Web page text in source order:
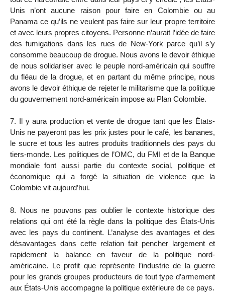
Unis n’ont aucune raison pour faire en Colombie ou au
Panama ce qu’ils ne veulent pas faire sur leur propre territoire
et avec leurs propres citoyens. Personne n’aurait l’idée de faire
des fumigations dans les rues de New-York parce qu’il s’y
consomme beaucoup de drogue. Nous avons le devoir éthique
de nous solidariser avec le peuple nord-américain qui souffre
du fléau de la drogue, et en partant du même principe, nous
avons le devoir éthique de rejeter le militarisme que la politique
du gouvernement nord-américain impose au Plan Colombie.
7. Il y aura production et vente de drogue tant que les États-
Unis ne payeront pas les prix justes pour le café, les bananes,
le sucre et tous les autres produits traditionnels des pays du
tiers-monde. Les politiques de l’OMC, du FMI et de la Banque
mondiale font aussi partie du contexte social, politique et
économique qui a forgé la situation de violence que la
Colombie vit aujourd’hui.
8. Nous ne pouvons pas oublier le contexte historique des
relations qui ont été la règle dans la politique des États-Unis
avec les pays du continent. L’analyse des avantages et des
désavantages dans cette relation fait pencher largement et
rapidement la balance en faveur de la politique nord-
américaine. Le profit que représente l’industrie de la guerre
pour les grands groupes producteurs de tout type d’armement
aux États-Unis accompagne la politique extérieure de ce pays.